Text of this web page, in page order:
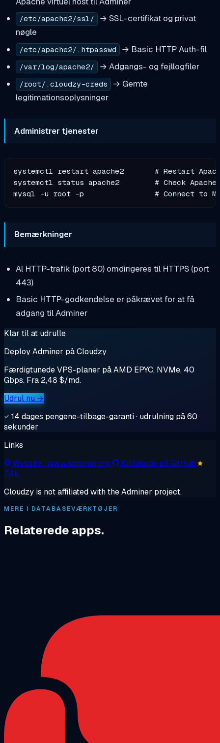
/etc/apache2/ssl/
→ SSL-certifikat og privat
nøgle
/etc/apache2/.htpasswd → Basic HTTP Auth-fil
/var/log/apache2/ → Adgangs- og fejllogfiler
/root/.cloudzy-creds
→ Gemte
legitimationsoplysninger
Administrer tjenester
systemctl restart apache2       # Restart
systemctl status apache2        # Check
Bemærkninger
Al HTTP-trafik (port 80) omdirigeres til HTTPS (port
443)
Basic HTTP-godkendelse er påkrævet for at få
adgang til Adminer
Klar til at udrulle
Deploy Adminer på Cloudzy
Færdigtunede VPS-planer på AMD EPYC, NVMe, 40
Gbps. Fra 2,48 $/md.
Udrul nu →
14 dages pengene-tilbage-garanti · udrulning på 60
sekunder
Links
Website· www.adminer.org
Kildekode på GitHub
7.4k
Cloudzy is not affiliated with the Adminer project.
MERE I DATABASEVÆRKTØJER
Relaterede apps.